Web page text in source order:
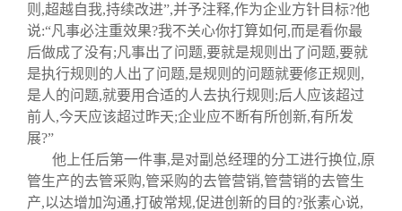
则 ,超越自我,持续改进”,并予注释,作为企业方针目标?他
说:“凡事必注重效果?我不关心你打算如何,而是看你最
后做成了没有;凡事出了问题,要就是规则出了问题,要就
是执行规则的人出了问题,是规则的问题就要修正规则 ,
是人的问题,就要用合适的人去执行规则 ;后人应该超过
前人,今天应该超过昨天;企业应不断有所创新,有所发
展?”
他上任后第一件事,是对副总经理的分工进行换位,原
管生产的去管采购,管采购的去管营销,管营销的去管生
产,以达增加沟通,打破常规,促进创新的目的?张素心说,